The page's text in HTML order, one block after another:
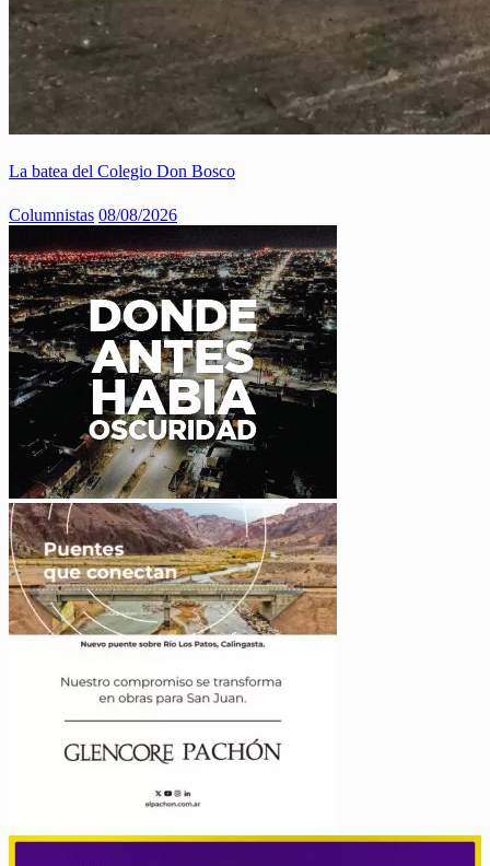
La batea del Colegio Don Bosco
Columnistas 08/08/2026